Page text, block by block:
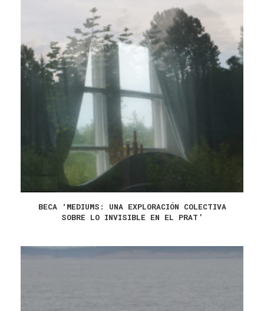
BECA ‘MEDIUMS: UNA EXPLORACIÓN COLECTIVA
SOBRE LO INVISIBLE EN EL PRAT’